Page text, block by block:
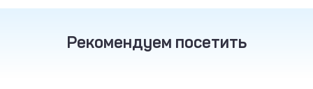
Рекомендуем посетить